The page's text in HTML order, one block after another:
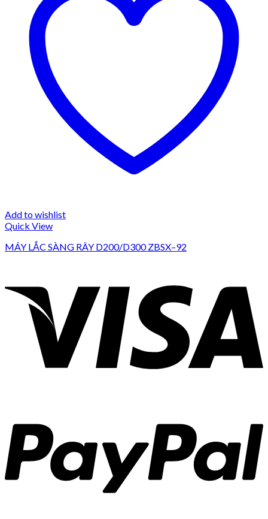
Add to wishlist
Quick View
MÁY LẮC SÀNG RÂY D200/D300 ZBSX–92